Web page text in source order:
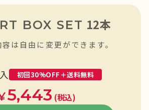
BOX SET 12本
は自由に変更ができます。
初回30%OFF＋送料無料
5,443 (税込)